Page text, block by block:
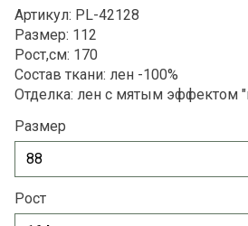
Артикул: PL-42128
Размер: 112
Рост,см: 170
Состав ткани: лен -100%
Отделка: лен с мятым эффектом
Размер
Рост